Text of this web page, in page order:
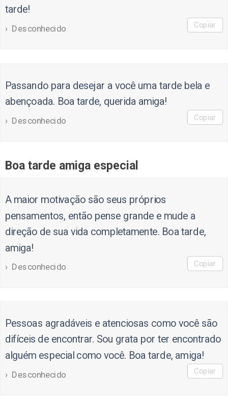
tarde!
Desconhecido Copiar
Passando para desejar a você uma tarde bela e
abençoada. Boa tarde, querida amiga!
Desconhecido Copiar
Boa tarde amiga especial
A maior motivação são seus próprios
pensamentos, então pense grande e mude a
direção de sua vida completamente. Boa tarde,
amiga!
Desconhecido Copiar
Pessoas agradáveis e atenciosas como você são
difíceis de encontrar. Sou grata por ter encontrado
alguém especial como você. Boa tarde, amiga!
Desconhecido Copiar